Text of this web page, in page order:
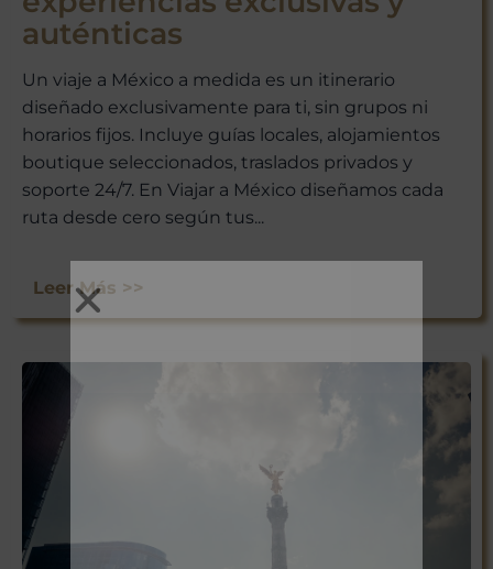
auténticas
Un viaje a México a medida es un itinerario
diseñado exclusivamente para ti, sin grupos ni
horarios fijos. Incluye guías locales, alojamientos
boutique seleccionados, traslados privados y
soporte 24/7. En Viajar a México diseñamos cada
ruta desde cero según tus...
Leer Más >>